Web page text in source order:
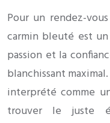
Pour un rendez-
carmin bleuté est
passion et la
blanchissant
interprété comme
trouver le juste